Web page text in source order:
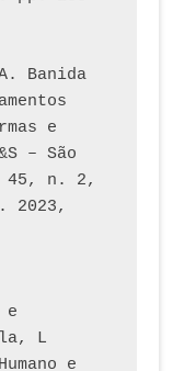
Banida
e
– São
45, n. 2,
2023,
e
L
e